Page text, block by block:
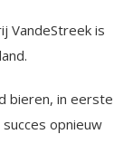
VandeStreek is
bieren, in eerste
opnieuw